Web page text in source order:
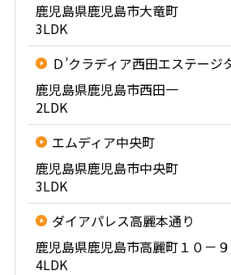
鹿児島県鹿児島市大竜町
3LDK
Ｄ’クラディア西田エステージ
鹿児島県鹿児島市西田一
2LDK
エムディア中央町
鹿児島県鹿児島市中央町
3LDK
ダイアパレス高麗本通り
鹿児島県鹿児島市高麗町１０－９
4LDK